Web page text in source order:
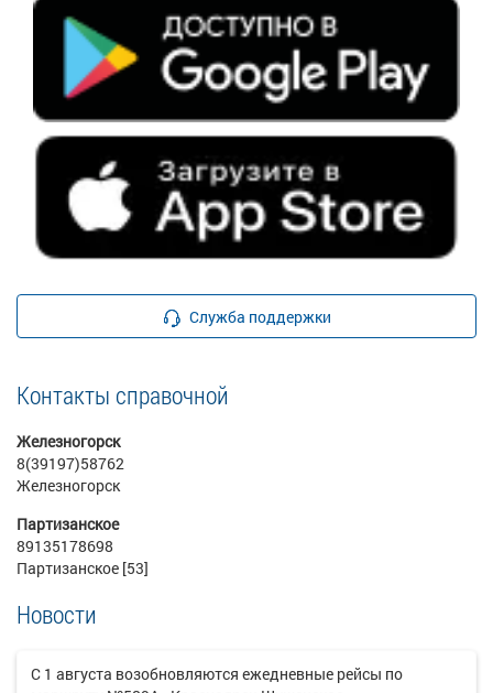
Служба поддержки
Контакты справочной
Железногорск
8(39197)58762
Железногорск
Партизанское
89135178698
Партизанское [53]
Новости
С 1 августа возобновляются ежедневные рейсы по